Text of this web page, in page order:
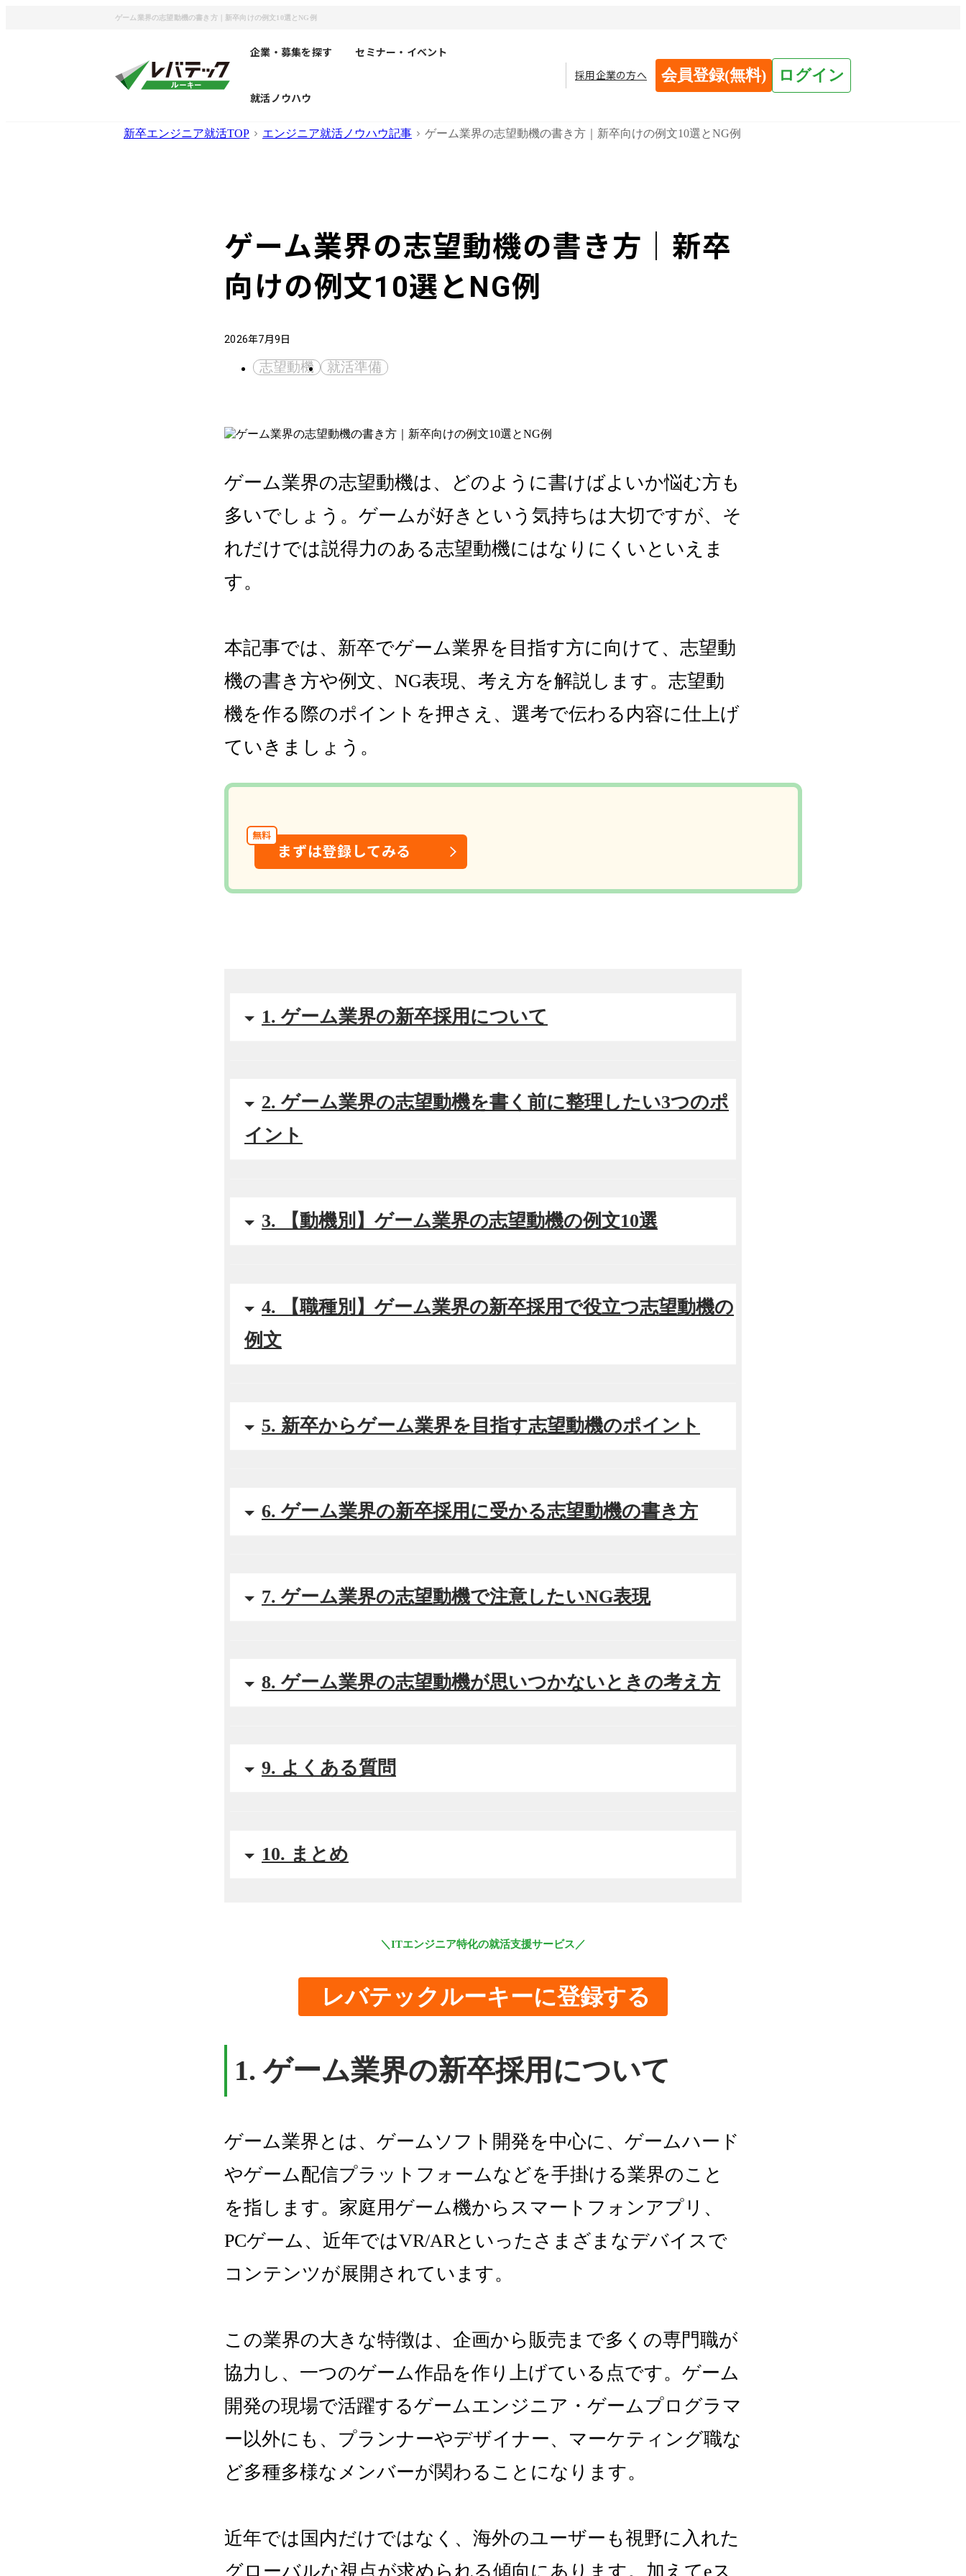
ゲーム業界の志望動機の書き方｜新卒向けの例文10選とNG例
企業・募集を探す セミナー・イベント
就活ノウハウ
採用企業の方へ 会員登録(無料) ログイン
新卒エンジニア就活TOP エンジニア就活ノウハウ記事 ゲーム業界の志望動機の書き方｜新卒向けの例文10選とNG例
ゲーム業界の志望動機の書き方｜新卒
向けの例文10選とNG例
2026年7月9日
志望動機 就活準備
ゲーム業界の志望動機は、どのように書けばよいか悩む方も
多いでしょう。ゲームが好きという気持ちは大切ですが、そ
れだけでは説得力のある志望動機にはなりにくいといえま
す。
本記事では、新卒でゲーム業界を目指す方に向けて、志望動
機の書き方や例文、NG表現、考え方を解説します。志望動
機を作る際のポイントを押さえ、選考で伝わる内容に仕上げ
ていきましょう。
無料
まずは登録してみる
1. ゲーム業界の新卒採用について
2. ゲーム業界の志望動機を書く前に整理したい3つのポ
イント
3. 【動機別】ゲーム業界の志望動機の例文10選
4. 【職種別】ゲーム業界の新卒採用で役立つ志望動機の
例文
5. 新卒からゲーム業界を目指す志望動機のポイント
6. ゲーム業界の新卒採用に受かる志望動機の書き方
7. ゲーム業界の志望動機で注意したいNG表現
8. ゲーム業界の志望動機が思いつかないときの考え方
9. よくある質問
10. まとめ
＼ITエンジニア特化の就活支援サービス／
レバテックルーキーに登録する
1. ゲーム業界の新卒採用について
ゲーム業界とは、ゲームソフト開発を中心に、ゲームハード
やゲーム配信プラットフォームなどを手掛ける業界のこと
を指します。家庭用ゲーム機からスマートフォンアプリ、
PCゲーム、近年ではVR/ARといったさまざまなデバイスで
コンテンツが展開されています。
この業界の大きな特徴は、企画から販売まで多くの専門職が
協力し、一つのゲーム作品を作り上げている点です。ゲーム
開発の現場で活躍するゲームエンジニア・ゲームプログラマ
ー以外にも、プランナーやデザイナー、マーケティング職な
ど多種多様なメンバーが関わることになります。
近年では国内だけではなく、海外のユーザーも視野に入れた
グローバルな視点が求められる傾向にあります。加えてeス